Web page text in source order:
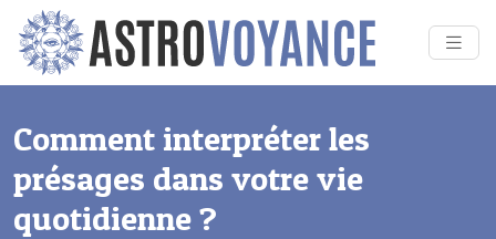
Comment interpréter les
présages dans votre vie
quotidienne ?